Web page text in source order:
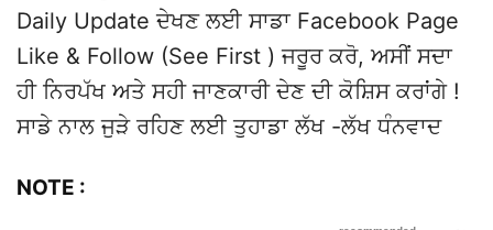
Daily Update ਦੇਖਣ ਲਈ ਸਾਡਾ Facebook Page
Like & Follow (See First ) ਜਰੂਰ ਕਰੋ, ਅਸੀਂ ਸਦਾ
ਹੀ ਨਿਰਪੱਖ ਅਤੇ ਸਹੀ ਜਾਣਕਾਰੀ ਦੇਣ ਦੀ ਕੋਸ਼ਿਸ ਕਰਾਂਗੇ !
ਸਾਡੇ ਨਾਲ ਜੁੜੇ ਰਹਿਣ ਲਈ ਤੁਹਾਡਾ ਲੱਖ -ਲੱਖ ਧੰਨਵਾਦ
NOTE :